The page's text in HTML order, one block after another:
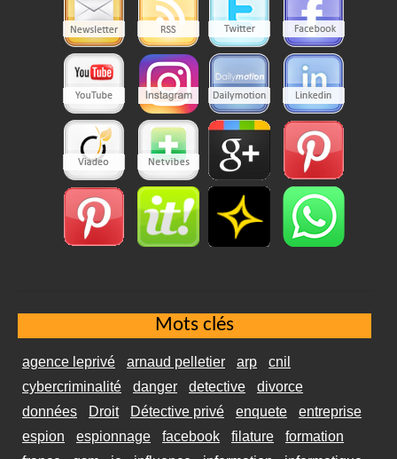
Mots clés
agence leprivé arnaud pelletier arp
cnil
cybercriminalité
danger detective
divorce
données
Droit Détective privé enquete
entreprise
espion
espionnage facebook filature
formation